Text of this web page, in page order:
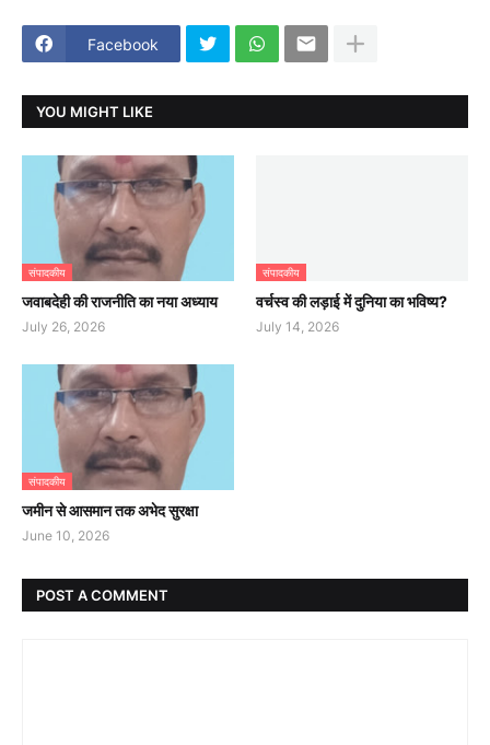
Facebook
YOU MIGHT LIKE
संपादकीय
जवाबदेही की राजनीति का नया अध्याय
July 26, 2026
संपादकीय
वर्चस्व की लड़ाई में दुनिया का भविष्य?
July 14, 2026
संपादकीय
जमीन से आसमान तक अभेद सुरक्षा
June 10, 2026
POST A COMMENT